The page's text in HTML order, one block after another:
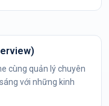
cùng quản lý chuyên
với những kinh